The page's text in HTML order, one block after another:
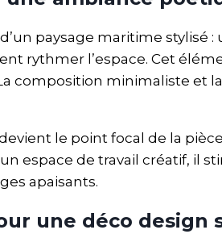
paysage maritime stylisé
rythmer l’espace. Cet
composition minimaliste et
le point focal de la
espace de travail créatif, il
apaisants.
une déco design